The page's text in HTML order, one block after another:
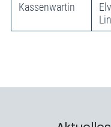
Kassenwartin